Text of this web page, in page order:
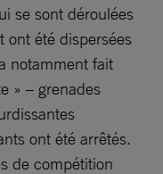
se sont déroulées
ont été dispersées
notamment fait
» – grenades
ont été arrêtés.
de compétition